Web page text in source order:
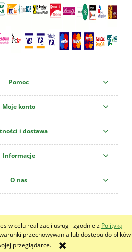
w celu realizacji usług i zgodnie z Polityką
przechowywania lub dostępu do plików
przeglądarce.
Pomoc
Moje konto
i dostawa
Informacje
O nas
wersję strony
Shoper.pl